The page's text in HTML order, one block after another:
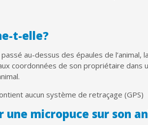
t-elle?
au-dessus des épaules de
coordonnées de son propriétaire
aucun système de retraçage (GPS)
une micropuce sur son